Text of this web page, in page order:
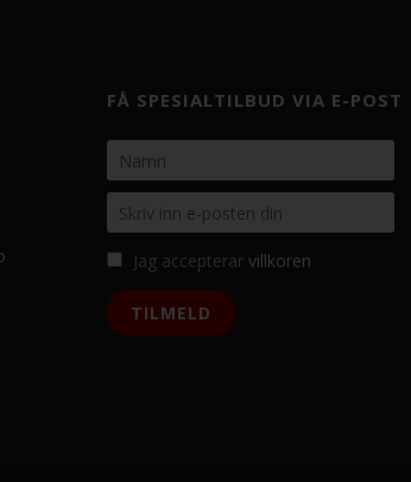
FÅ SPESIALTILBUD VIA E-POST
Jag accepterar villkoren